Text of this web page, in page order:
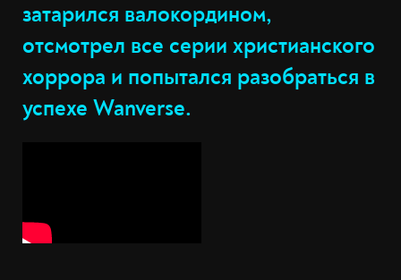
затарился валокордином,
отсмотрел все серии христианского
хоррора и попытался разобраться в
успехе Wanverse.